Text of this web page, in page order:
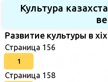
Культура
Развитие культуры в
Страница 156
1
Страница 158